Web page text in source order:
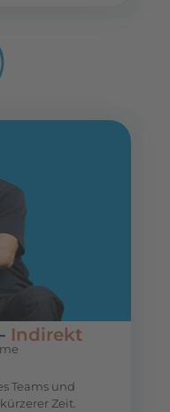
Indirekt
Teams und
Zeit.